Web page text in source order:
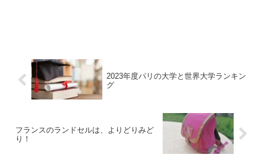
2023年度パリの大学と世界大学ランキン
グ
フランスのランドセルは、よりどりみど
り！